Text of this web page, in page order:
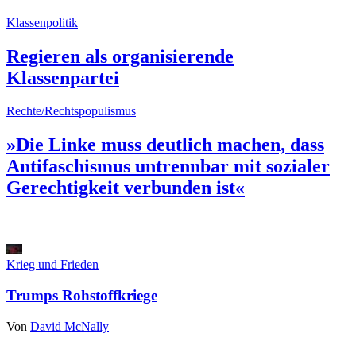
Klassenpolitik
Regieren als organisierende
Klassenpartei
Rechte/Rechtspopulismus
»Die Linke muss deutlich machen, dass
Antifaschismus untrennbar mit sozialer
Gerechtigkeit verbunden ist«
Krieg und Frieden
Trumps Rohstoffkriege
Von David McNally